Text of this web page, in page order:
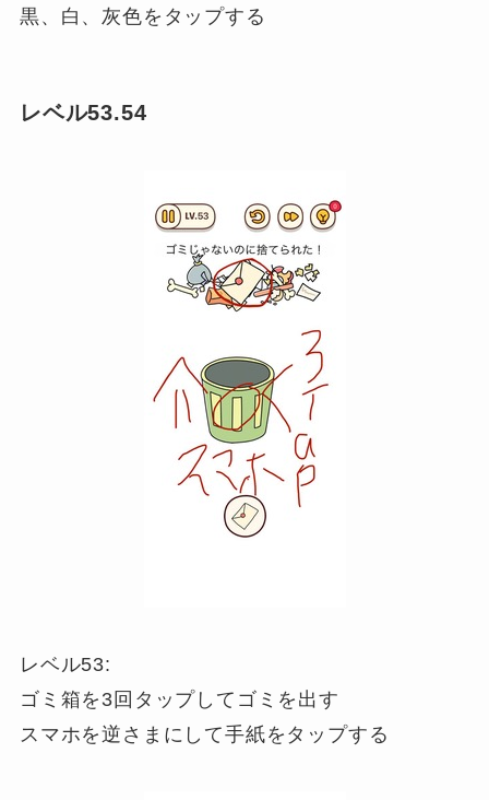
黒、白、灰色をタップする
レベル53.54
レベル53:
ゴミ箱を3回タップしてゴミを出す
スマホを逆さまにして手紙をタップする